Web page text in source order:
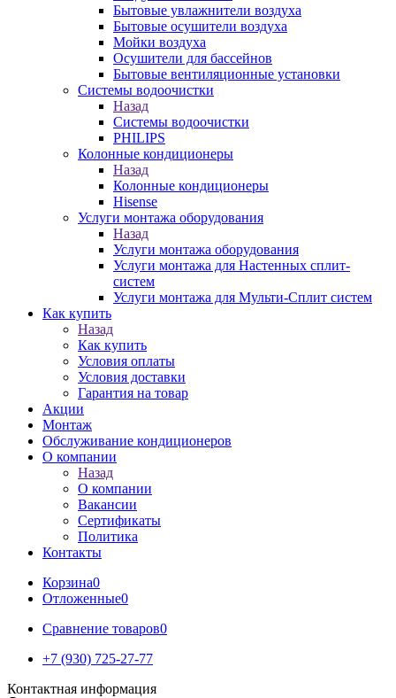
Бытовые увлажнители воздуха
Бытовые осушители воздуха
Мойки воздуха
Осушители для бассейнов
Бытовые вентиляционные установки
Системы водоочистки
Назад
Системы водоочистки
PHILIPS
Колонные кондиционеры
Назад
Колонные кондиционеры
Hisense
Услуги монтажа оборудования
Назад
Услуги монтажа оборудования
Услуги монтажа для Настенных сплит-
систем
Услуги монтажа для Мульти-Сплит систем
Как купить
Назад
Как купить
Условия оплаты
Условия доставки
Гарантия на товар
Акции
Монтаж
Обслуживание кондиционеров
О компании
Назад
О компании
Вакансии
Сертификаты
Политика
Контакты
Корзина0
Отложенные0
Сравнение товаров0
+7 (930) 725-27-77
Контактная информация